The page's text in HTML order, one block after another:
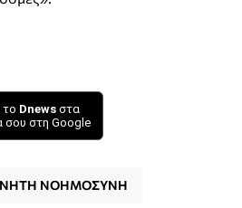
Dnews στα
σου στη Google
ΝΟΗΜΟΣΥΝΗ